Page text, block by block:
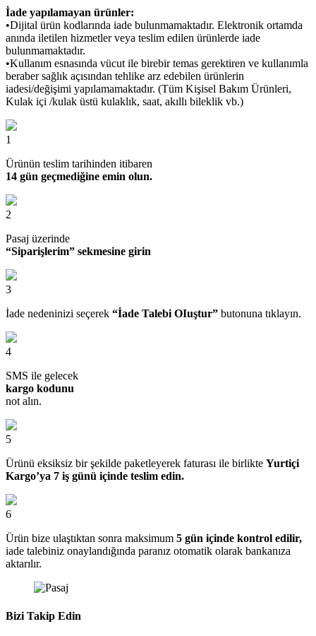
İade yapılamayan ürünler:
•Dijital ürün kodlarında iade bulunmamaktadır. Elektronik ortamda
anında iletilen hizmetler veya teslim edilen ürünlerde iade
bulunmamaktadır.
•Kullanım esnasında vücut ile birebir temas gerektiren ve kullanımla
beraber sağlık açısından tehlike arz edebilen ürünlerin
iadesi/değişimi yapılamamaktadır. (Tüm Kişisel Bakım Ürünleri,
Kulak içi /kulak üstü kulaklık, saat, akıllı bileklik vb.)
1
Ürünün teslim tarihinden itibaren
14 gün geçmediğine emin olun.
2
Pasaj üzerinde
“Siparişlerim” sekmesine girin
3
İade nedeninizi seçerek “İade Talebi OIuştur” butonuna tıklayın.
4
SMS ile gelecek
kargo kodunu
not alın.
5
Ürünü eksiksiz bir şekilde paketleyerek faturası ile birlikte Yurtiçi
Kargo’ya 7 iş günü içinde teslim edin.
6
Ürün bize ulaştıktan sonra maksimum 5 gün içinde kontrol edilir,
iade talebiniz onaylandığında paranız otomatik olarak bankanıza
aktarılır.
Bizi Takip Edin